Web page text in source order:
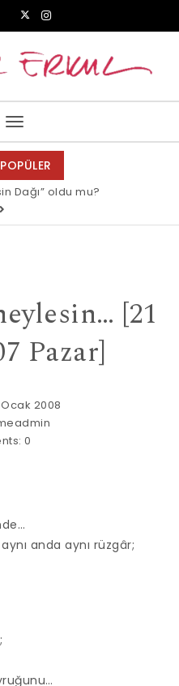
Toggle
navigation
Dağı” oldu mu?
[21
Pazar]
2008
0
anda aynı rüzgâr;